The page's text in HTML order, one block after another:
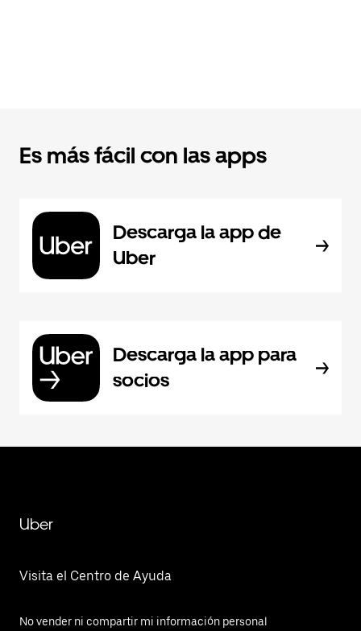
Es más fácil con las apps
Descarga la app de
Uber
Descarga la app para
socios
Uber
Visita el Centro de Ayuda
No vender ni compartir mi información personal